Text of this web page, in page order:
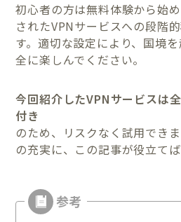
初心者の方は無料体験から始
されたVPNサービスへの段階
す。適切な設定により、国境
全に楽しんでください。
今回紹介したVPNサービスは
付き
のため、リスクなく試用でき
の充実に、この記事が役立てば